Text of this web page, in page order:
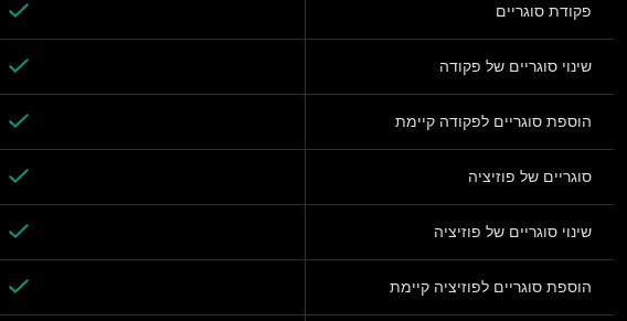
פקודת סוגריים
שינוי סוגריים של פקודה
הוספת סוגריים לפקודה קיימת
סוגריים של פוזיציה
שינוי סוגריים של פוזיציה
הוספת סוגריים לפוזיציה קיימת